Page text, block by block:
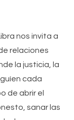
nos invita a
relaciones
la justicia, la
cada
de abrir el
sanar las